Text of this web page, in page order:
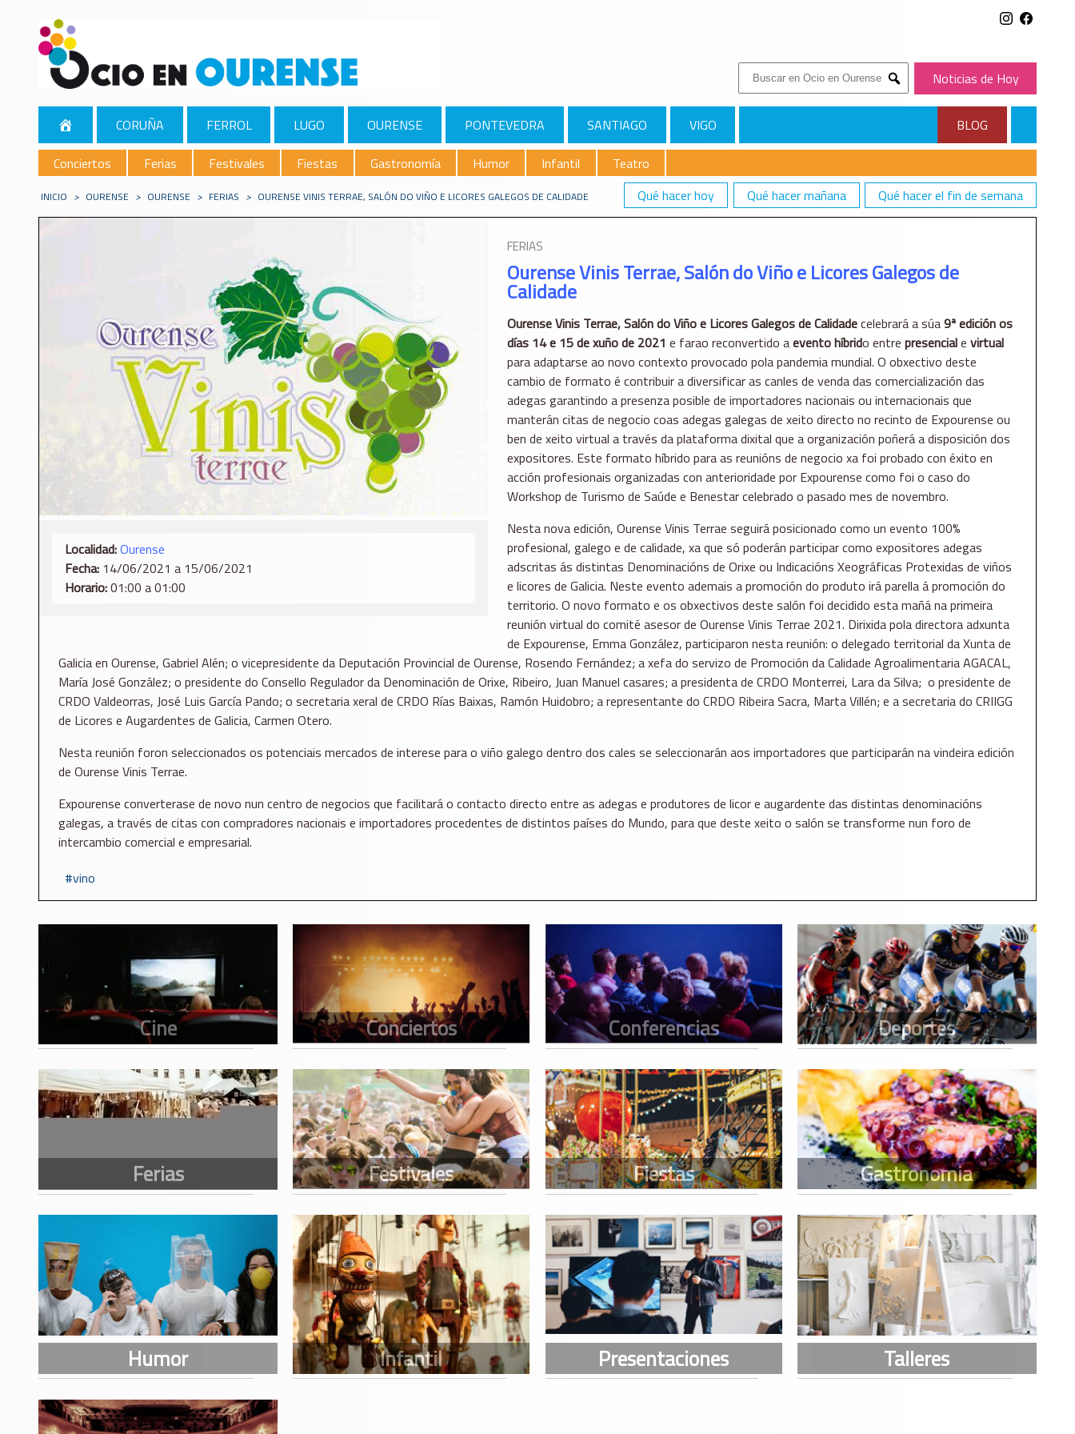
Buscar:
Submit
Noticias de Hoy
CORUÑA FERROL LUGO OURENSE PONTEVEDRA SANTIAGO VIGO
BLOG
Conciertos
Ferias Festivales Fiestas Gastronomía Humor Infantil
Teatro
Qué hacer hoy
Qué hacer mañana Qué hacer el fin de semana
INICIO > OURENSE > OURENSE > FERIAS > OURENSE VINIS TERRAE, SALÓN DO VIÑO E LICORES GALEGOS DE CALIDADE
Localidad:Ourense
Fecha: 14/06/2021 a 15/06/2021
Horario:01:00 a 01:00
FERIAS
Ourense Vinis Terrae, Salón do Viño e Licores Galegos de
Calidade
Ourense Vinis Terrae, Salón do Viño e Licores Galegos de Calidadecelebrará a súa9ª edición os
días 14 e 15 de xuño de 2021 e farao reconvertido aevento híbrido entre presenciale virtual
para adaptarse ao novo contexto provocado pola pandemia mundial. O obxectivo deste
cambio de formato é contribuir a diversificar as canles de venda das comercialización das
adegas garantindo a presenza posible de importadores nacionais ou internacionais que
manterán citas de negocio coas adegas galegas de xeito directo no recinto de Expourense ou
ben de xeito virtual a través da plataforma dixital que a organización poñerá a disposición dos
expositores. Este formato híbrido para as reunións de negocio xa foi probado con éxito en
acción profesionais organizadas con anterioridade por Expourense como foi o caso do
Workshop de Turismo de Saúde e Benestar celebrado o pasado mes de novembro.
Nesta nova edición, Ourense Vinis Terrae seguirá posicionado como un evento 100%
profesional, galego e de calidade, xa que só poderán participar como expositores adegas
adscritas ás distintas Denominacións de Orixe ou Indicacións Xeográficas Protexidas de viños
e licores de Galicia. Neste evento ademais a promoción do produto irá parella á promoción do
territorio. O novo formato e os obxectivos deste salón foi decidido esta mañá na primeira
reunión virtual do comité asesor de Ourense Vinis Terrae 2021. Dirixida pola directora adxunta
de Expourense, Emma González, participaron nesta reunión: o delegado territorial da Xunta de
Galicia en Ourense, Gabriel Alén; o vicepresidente da Deputación Provincial de Ourense, Rosendo Fernández; a xefa do servizo de Promoción da Calidade Agroalimentaria AGACAL,
María José González; o presidente do Consello Regulador da Denominación de Orixe, Ribeiro, Juan Manuel casares; a presidenta de CRDO Monterrei, Lara da Silva; o presidente de
CRDO Valdeorras, José Luis García Pando; o secretaria xeral de CRDO Rías Baixas, Ramón Huidobro; a representante do CRDO Ribeira Sacra, Marta Villén; e a secretaria do CRIIGG
de Licores e Augardentes de Galicia, Carmen Otero.
Nesta reunión foron seleccionados os potenciais mercados de interese para o viño galego dentro dos cales se seleccionarán aos importadores que participarán na vindeira edición
de Ourense Vinis Terrae.
Expourense converterase de novo nun centro de negocios que facilitará o contacto directo entre as adegas e produtores de licor e augardente das distintas denominacións
galegas, a través de citas con compradores nacionais e importadores procedentes de distintos países do Mundo, para que deste xeito o salón se transforme nun foro de
intercambio comercial e empresarial.
vino